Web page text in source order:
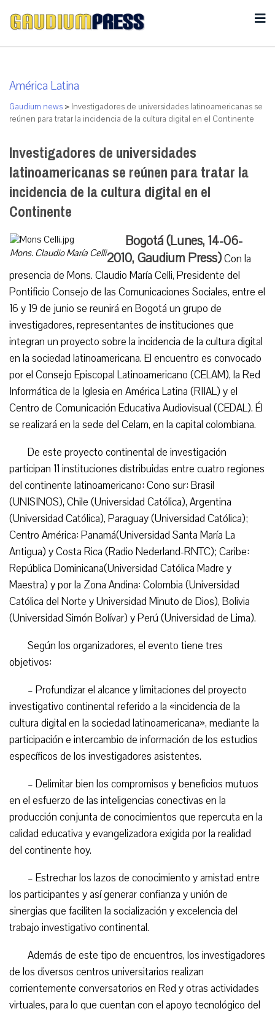
América Latina
Gaudium news > Investigadores de universidades latinoamericanas se
reúnen para tratar la incidencia de la cultura digital en el Continente
Investigadores de universidades
latinoamericanas se reúnen para tratar la
incidencia de la cultura digital en el
Continente
Mons. Claudio María Celli
Bogotá (Lunes, 14-06-
2010, Gaudium Press)Con la
presencia de Mons. Claudio María Celli, Presidente del
Pontificio Consejo de las Comunicaciones Sociales, entre el
16 y 19 de junio se reunirá en Bogotá un grupo de
investigadores, representantes de instituciones que
integran un proyecto sobre la incidencia de la cultura digital
en la sociedad latinoamericana. El encuentro es convocado
por el Consejo Episcopal Latinoamericano (CELAM), la Red
Informática de la Iglesia en América Latina (RIIAL) y el
Centro de Comunicación Educativa Audiovisual (CEDAL). Él
se realizará en la sede del Celam, en la capital colombiana.
De este proyecto continental de investigación
participan 11 instituciones distribuidas entre cuatro regiones
del continente latinoamericano: Cono sur: Brasil
(UNISINOS), Chile (Universidad Católica), Argentina
(Universidad Católica), Paraguay (Universidad Católica);
Centro América: Panamá(Universidad Santa María La
Antigua) y Costa Rica (Radio Nederland-RNTC); Caribe:
República Dominicana(Universidad Católica Madre y
Maestra) y por la Zona Andina: Colombia (Universidad
Católica del Norte y Universidad Minuto de Dios), Bolivia
(Universidad Simón Bolívar) y Perú (Universidad de Lima).
Según los organizadores, el evento tiene tres
objetivos:
– Profundizar el alcance y limitaciones del proyecto
investigativo continental referido a la «incidencia de la
cultura digital en la sociedad latinoamericana», mediante la
participación e intercambio de información de los estudios
específicos de los investigadores asistentes.
– Delimitar bien los compromisos y beneficios mutuos
en el esfuerzo de las inteligencias conectivas en la
producción conjunta de conocimientos que repercuta en la
calidad educativa y evangelizadora exigida por la realidad
del continente hoy.
– Estrechar los lazos de conocimiento y amistad entre
los participantes y así generar confianza y unión de
sinergias que faciliten la socialización y excelencia del
trabajo investigativo continental.
Además de este tipo de encuentros, los investigadores
de los diversos centros universitarios realizan
corrientemente conversatorios en Red y otras actividades
virtuales, para lo que cuentan con el apoyo tecnológico del